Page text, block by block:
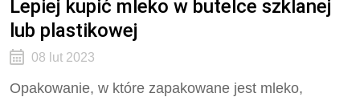
Lepiej kupić mleko w butelce szklanej
lub plastikowej
08 lut 2023
Opakowanie, w które zapakowane jest mleko,